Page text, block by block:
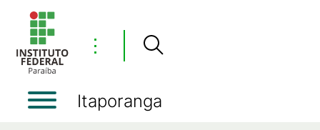
⋮
Itaporanga